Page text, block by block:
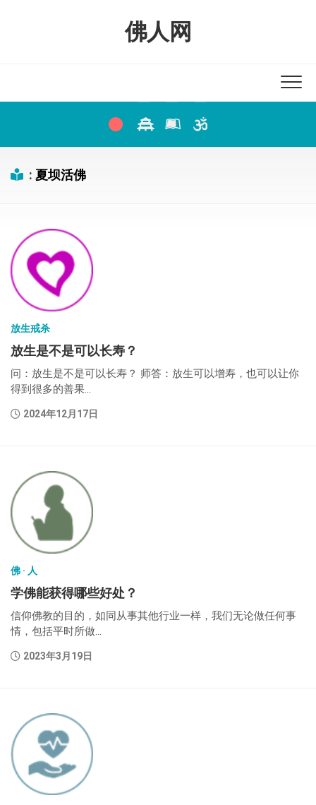
佛人网
: 夏坝活佛
放生戒杀
放生是不是可以长寿？
问：放生是不是可以长寿？ 师答：放生可以增寿，也可以让你
得到很多的善果...
2024年12月17日
佛 · 人
学佛能获得哪些好处？
信仰佛教的目的，如同从事其他行业一样，我们无论做任何事
情，包括平时所做...
2023年3月19日